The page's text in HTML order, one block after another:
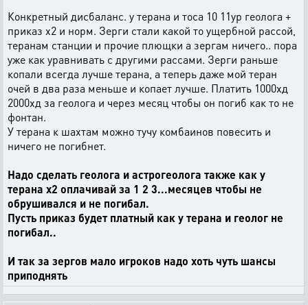
Конкретный дисбаланс. у терана и тоса 10 11ур геолога +
приказ х2 и норм. Зерги стали какой то ущербной рассой,
теранам станции и прочие плющки а зергам ничего.. пора
уже как уравнивать с другими рассами. Зерги раньше
копали всегда лучше терана, а теперь даже мой теран
очей в два раза меньше и копает лучше. Платить 1000хд
2000хд за геолога и через месяц чтобы он погиб как то не
фонтан.
У терана к шахтам можно тучу комбаинов повесить и
ничего не погибнет.
Надо сделать геолога и астрогеолога также как у
терана х2 оплачивай за 1 2 3...месяцев чтобы не
обрушивался и не погибал.
Пусть приказ будет платный как у терана и геолог не
погибал..
И так за зергов мало игроков надо хоть чуть шансы
приподнять